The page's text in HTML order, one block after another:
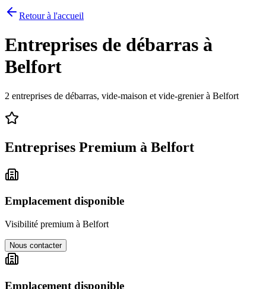
Retour à l'accueil
Entreprises de débarras à
Belfort
2 entreprises de débarras, vide-maison et vide-grenier à Belfort
Entreprises Premium à Belfort
Emplacement disponible
Visibilité premium à Belfort
Nous contacter
Emplacement disponible